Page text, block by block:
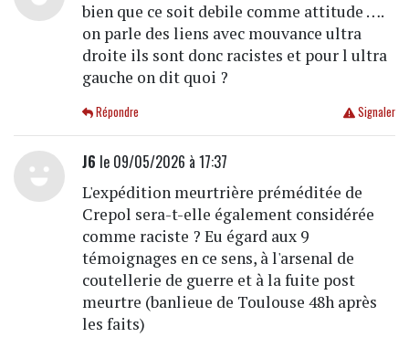
bien que ce soit debile comme attitude ….
on parle des liens avec mouvance ultra
droite ils sont donc racistes et pour l ultra
gauche on dit quoi ?
Signaler
Répondre
J6 le 09/05/2026 à 17:37
L'expédition meurtrière préméditée de
Crepol sera-t-elle également considérée
comme raciste ? Eu égard aux 9
témoignages en ce sens, à l'arsenal de
coutellerie de guerre et à la fuite post
meurtre (banlieue de Toulouse 48h après
les faits)